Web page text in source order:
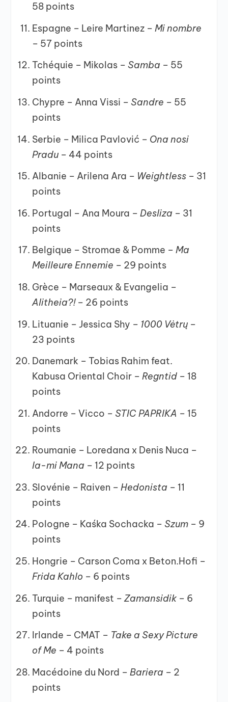
58 points
Espagne – Leire Martinez – Mi nombre
– 57 points
Tchéquie – Mikolas – Samba – 55
points
Chypre – Anna Vissi – Sandre – 55
points
Serbie – Milica Pavlović – Ona nosi
Pradu – 44 points
Albanie – Arilena Ara – Weightless – 31
points
Portugal – Ana Moura – Desliza – 31
points
Belgique – Stromae & Pomme – Ma
Meilleure Ennemie – 29 points
Grèce – Marseaux & Evangelia –
Alitheia?! – 26 points
Lituanie – Jessica Shy – 1000 Vėtrų –
23 points
Danemark – Tobias Rahim feat.
Kabusa Oriental Choir – Regntid – 18
points
Andorre – Vicco – STIC PAPRIKA – 15
points
Roumanie – Loredana x Denis Nuca –
Ia-mi Mana – 12 points
Slovénie – Raiven – Hedonista – 11
points
Pologne – Kaśka Sochacka – Szum – 9
points
Hongrie – Carson Coma x Beton.Hofi –
Frida Kahlo – 6 points
Turquie – manifest – Zamansidik – 6
points
Irlande – CMAT – Take a Sexy Picture
of Me – 4 points
Macédoine du Nord – Bariera – 2
points